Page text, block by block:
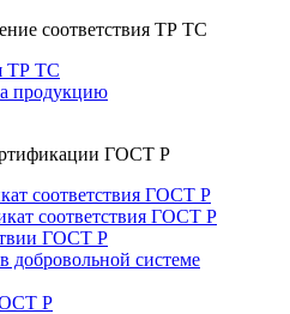
соответствия ТР ТС
ТР ТС
продукцию
ГОСТ Р
соответствия ГОСТ Р
соответствия ГОСТ Р
ГОСТ Р
добровольной системе
Р